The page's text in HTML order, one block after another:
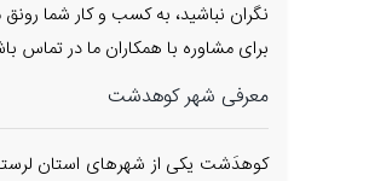
نگران نباشید، به کسب و کار شما
برای مشاوره با همکاران ما در تماس
معرفی شهر کوهدشت
کوهدَشت یکی از شهرهای استان